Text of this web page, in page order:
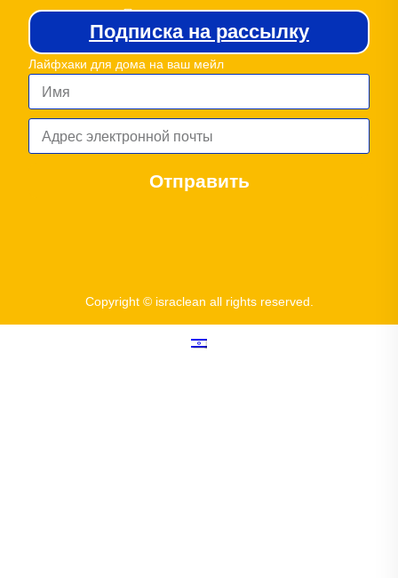
Телефон: 054-4996309
cleanisra@gmail.com
Подписка на рассылку
Лайфхаки для дома на ваш мейл
Отправить
Copyright © israclean all rights reserved.